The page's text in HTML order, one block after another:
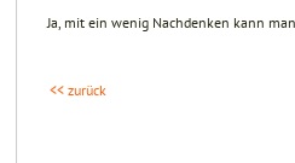
Ja, mit ein wenig Nachdenken kann
<< zurück